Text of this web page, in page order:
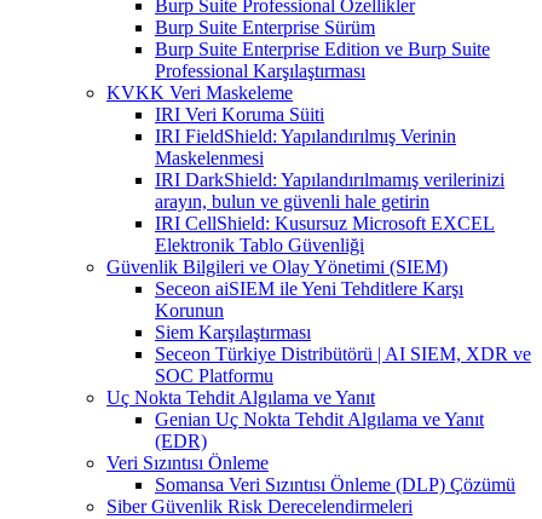
Burp Suite Professional Özellikler
Burp Suite Enterprise Sürüm
Burp Suite Enterprise Edition ve Burp Suite
Professional Karşılaştırması
KVKK Veri Maskeleme
IRI Veri Koruma Süiti
IRI FieldShield: Yapılandırılmış Verinin
Maskelenmesi
IRI DarkShield: Yapılandırılmamış verilerinizi
arayın, bulun ve güvenli hale getirin
IRI CellShield: Kusursuz Microsoft EXCEL
Elektronik Tablo Güvenliği
Güvenlik Bilgileri ve Olay Yönetimi (SIEM)
Seceon aiSIEM ile Yeni Tehditlere Karşı
Korunun
Siem Karşılaştırması
Seceon Türkiye Distribütörü | AI SIEM, XDR ve
SOC Platformu
Uç Nokta Tehdit Algılama ve Yanıt
Genian Uç Nokta Tehdit Algılama ve Yanıt
(EDR)
Veri Sızıntısı Önleme
Somansa Veri Sızıntısı Önleme (DLP) Çözümü
Siber Güvenlik Risk Derecelendirmeleri